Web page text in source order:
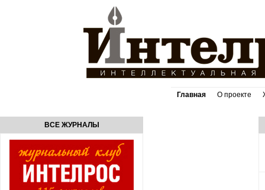
Главная О проекте
ВСЕ ЖУРНАЛЫ